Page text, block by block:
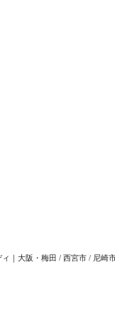
ィ｜大阪・梅田 / 西宮市 / 尼崎